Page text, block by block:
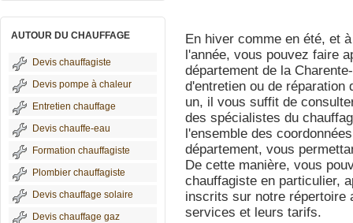
AUTOUR DU CHAUFFAGE
Devis chauffagiste
Devis pompe à chaleur
Entretien chauffage
Devis chauffe-eau
Formation chauffagiste
Plombier chauffagiste
Devis chauffage solaire
Devis chauffage gaz
En hiver comme en été, et
l'année, vous pouvez faire
département de la
d'entretien ou de réparation
un, il vous suffit de
des spécialistes du
l'ensemble des
département, vous
De cette manière, vous
chauffagiste en particulier,
inscrits sur notre répertoire
services et leurs tarifs.